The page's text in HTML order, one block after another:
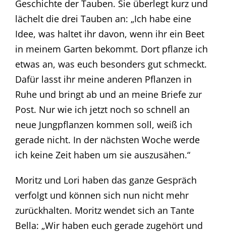
Geschichte der Tauben. Sie überlegt kurz und
lächelt die drei Tauben an: „Ich habe eine
Idee, was haltet ihr davon, wenn ihr ein Beet
in meinem Garten bekommt. Dort pflanze ich
etwas an, was euch besonders gut schmeckt.
Dafür lasst ihr meine anderen Pflanzen in
Ruhe und bringt ab und an meine Briefe zur
Post. Nur wie ich jetzt noch so schnell an
neue Jungpflanzen kommen soll, weiß ich
gerade nicht. In der nächsten Woche werde
ich keine Zeit haben um sie auszusähen.“
Moritz und Lori haben das ganze Gespräch
verfolgt und können sich nun nicht mehr
zurückhalten. Moritz wendet sich an Tante
Bella: „Wir haben euch gerade zugehört und